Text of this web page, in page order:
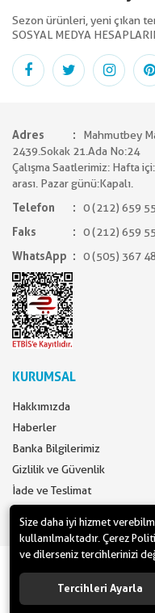
Sezon ürünleri, yeni çıkan
SOSYAL MEDYA
Adres
Mahmutbey
2439.Sokak 21.Ada No:24
Çalışma Saatlerimiz: Hafta
arası. Pazar günü:Kapalı.
Telefon
0 (212) 659
Faks
0 (212) 659
WhatsApp
0 (505) 367
KURUMSAL
Hakkımızda
Haberler
Banka Bilgilerimiz
Gizlilik ve Güvenlik
İade ve Teslimat
Kuruluşudur. © 2018
Size daha iyi hizmet
kullanılmaktadır. Çerez
ve dilerseniz tercihlerinizi
Tercihleri Ayarla